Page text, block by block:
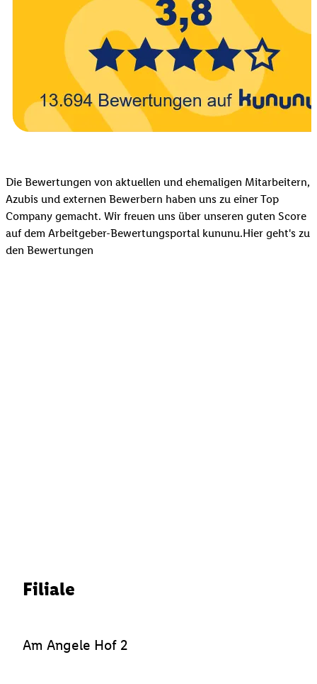
Die Bewertungen von aktuellen und ehemaligen Mitarbeitern,
Azubis und externen Bewerbern haben uns zu einer Top
Company gemacht. Wir freuen uns über unseren guten Score
auf dem Arbeitgeber-Bewertungsportal kununu.Hier geht's zu
den Bewertungen
Filiale
Am Angele Hof 2